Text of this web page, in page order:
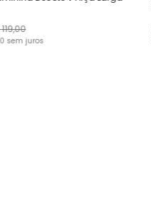
119,00
sem juros